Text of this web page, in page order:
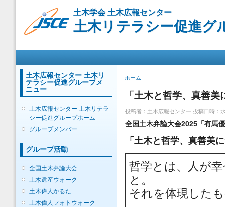
ン
移
動
土木学会 土木広報センター
土木リテラシー促進グ
土木広報センター 土木リ
テラシー促進グループメ
ニュー
土木広報センター 土木リテラ
シー促進グループホーム
グループメンバー
グループ活動
全国土木弁論大会
土木遺産ウォーク
土木偉人かるた
土木偉人フォトウォーク
現在地
ホーム
「土木と哲学、真善美
投稿者： 土木広報センター 投稿日時：
全国土木弁論大会2025「有
「土木と哲学、真善
哲学とは、人が
と。
それを体現した